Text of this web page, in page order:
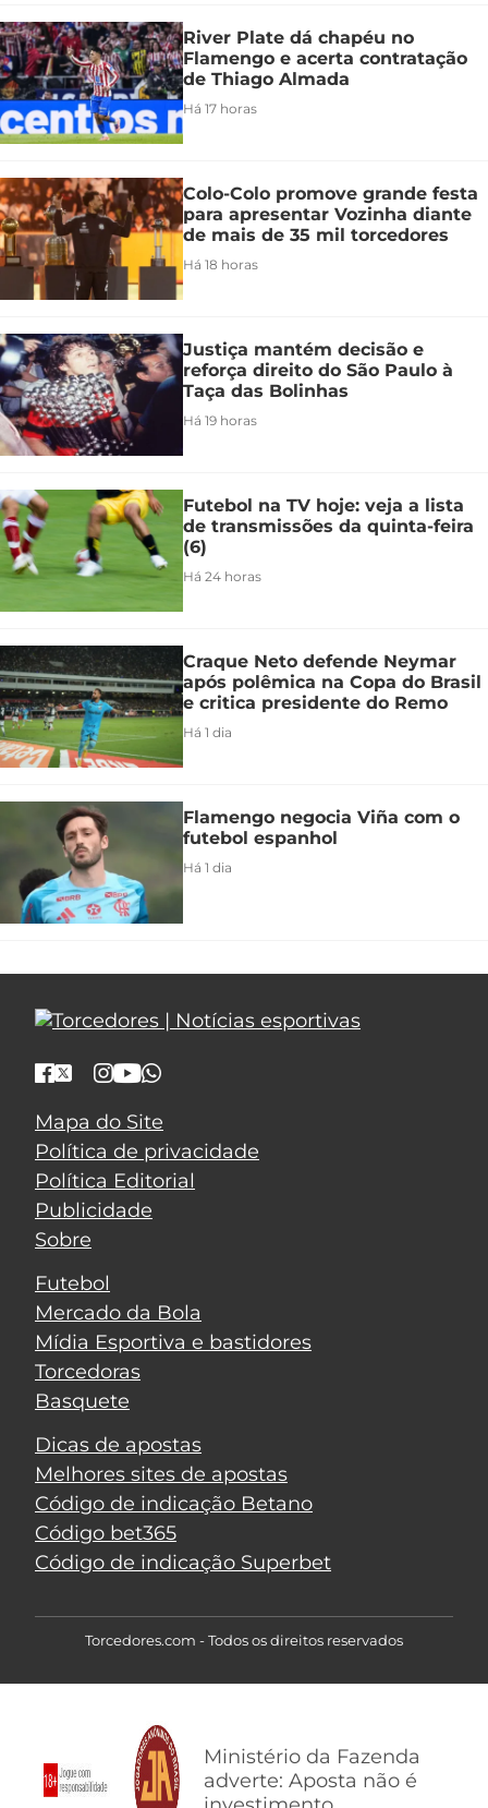
River Plate dá chapéu no
Flamengo e acerta contratação
de Thiago Almada
Há 17 horas
Colo-Colo promove grande festa
para apresentar Vozinha diante
de mais de 35 mil torcedores
Há 18 horas
Justiça mantém decisão e
reforça direito do São Paulo à
Taça das Bolinhas
Há 19 horas
Futebol na TV hoje: veja a lista
de transmissões da quinta-feira
(6)
Há 24 horas
Craque Neto defende Neymar
após polêmica na Copa do Brasil
e critica presidente do Remo
Há 1 dia
Flamengo negocia Viña com o
futebol espanhol
Há 1 dia
Mapa do Site
Política de privacidade
Política Editorial
Publicidade
Sobre
Futebol
Mercado da Bola
Mídia Esportiva e bastidores
Torcedoras
Basquete
Dicas de apostas
Melhores sites de apostas
Código de indicação Betano
Código bet365
Código de indicação Superbet
Torcedores.com - Todos os direitos reservados
Ministério da Fazenda
adverte: Aposta não é